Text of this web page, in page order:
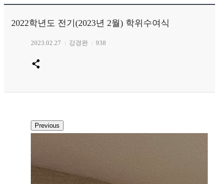
2022학년도 전기(2023년 2월) 학위수여식
2023.02.27 강경완 938
Previous